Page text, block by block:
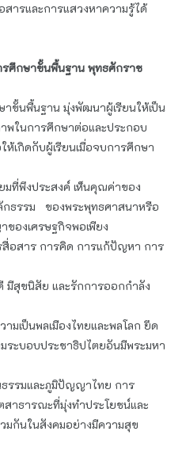
ารและการแสวงหาความรู้ได้
ศึกษาขั้นพื้นฐาน พุทธศักราช
พื้นฐาน มุ่งพัฒนาผู้เรียนให้เป็น
ในการศึกษาต่อและประกอบ
ห้เกิดกับผู้เรียนเมื่อจบการศึกษา
มที่พึงประสงค์ เห็นคุณค่าของ
กธรรม ของพระพุทธศาสนาหรือ
องเศรษฐกิจพอเพียง
สื่อสาร การคิด การแก้ปัญหา การ
มีสุขนิสัย และรักการออกกำลัง
มเป็นพลเมืองไทยและพลโลก ยึด
ระบอบประชาธิปไตยอันมีพระมหา
รรมและภูมิปัญญาไทย การ
าธารณะที่มุ่งทำประโยชน์และ
มกันในสังคมอย่างมีความสุข